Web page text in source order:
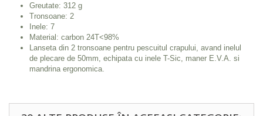
Greutate: 312 g
Tronsoane: 2
Inele: 7
Material: carbon 24T<98%
Lanseta din 2 tronsoane pentru pescuitul crapului, avand inelul
de plecare de 50mm, echipata cu inele T-Sic, maner E.V.A. si
mandrina ergonomica.